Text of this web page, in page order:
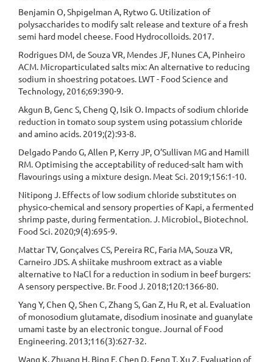
Benjamin O, Shpigelman A, Rytwo G. Utilization of
polysaccharides to modify salt release and texture of a fresh
semi hard model cheese. Food Hydrocolloids. 2017.
Rodrigues DM, de Souza VR, Mendes JF, Nunes CA, Pinheiro
ACM. Microparticulated salts mix: An alternative to reducing
sodium in shoestring potatoes. LWT - Food Science and
Technology, 2016;69:390-9.
Akgun B, Genc S, Cheng Q, Isik O. Impacts of sodium chloride
reduction in tomato soup system using potassium chloride
and amino acids. 2019;(2):93-8.
Delgado Pando G, Allen P, Kerry JP, O’Sullivan MG and Hamill
RM. Optimising the acceptability of reduced-salt ham with
flavourings using a mixture design. Meat Sci. 2019;156:1-10.
Nitipong J. Effects of low sodium chloride substitutes on
physico-chemical and sensory properties of Kapi, a fermented
shrimp paste, during fermentation. J. Microbiol., Biotechnol.
Food Sci. 2020;9(4):695-9.
Mattar TV, Gonçalves CS, Pereira RC, Faria MA, Souza VR,
Carneiro JDS. A shiitake mushroom extract as a viable
alternative to NaCl for a reduction in sodium in beef burgers:
A sensory perspective. Br. Food J. 2018;120:1366-80.
Yang Y, Chen Q, Shen C, Zhang S, Gan Z, Hu R, et al. Evaluation
of monosodium glutamate, disodium inosinate and guanylate
umami taste by an electronic tongue. Journal of Food
Engineering. 2013;116(3):627-32.
Wang K, Zhuang H, Bing F, Chen D, Feng T, Xu Z. Evaluation of